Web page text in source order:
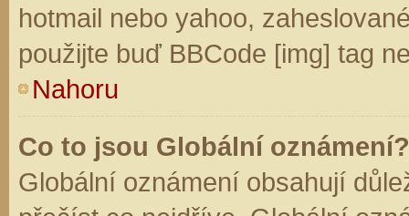
hotmail nebo yahoo,
použijte buď BBCode [img] tag
Nahoru
Co to jsou Globální oznámení?
Globální oznámení obsahují